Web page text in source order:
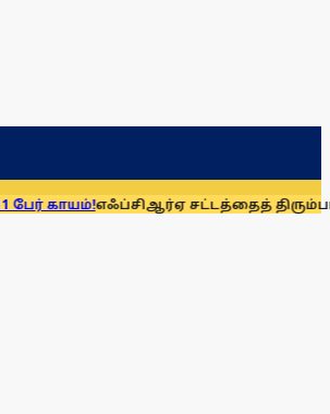
எஃப்சிஆர்ஏ சட்டத்தைத் திரும்பப் பெறுக: